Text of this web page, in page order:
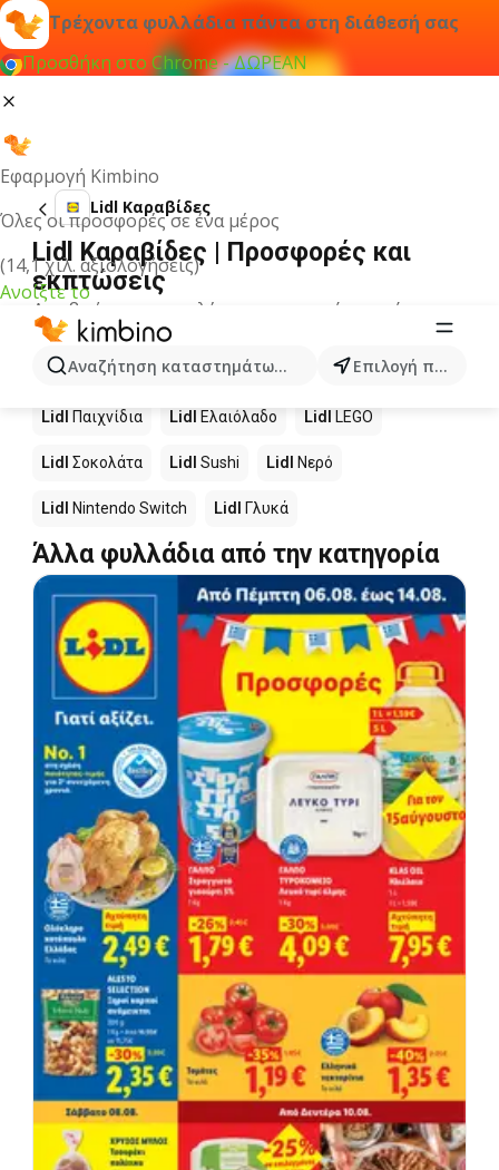
Τρέχοντα φυλλάδια πάντα στη διάθεσή σας
Προσθήκη στο Chrome - ΔΩΡΕΑΝ
Εφαρμογή Kimbino
Όλες οι προσφορές σε ένα μέρος
(14,1 χιλ. αξιολογήσεις)
Ανοίξτε το
Αναζήτηση καταστημάτων, κατηγοριών, προϊόντων...
Επιλογή πόλης
Lidl Καραβίδες
Lidl Καραβίδες | Προσφορές και
εκπτώσεις
Δεν βρήκαμε αποτελέσματα για αυτόν τον όρο.
Άλλα προϊόντα στα καταστήματα
Lidl
Lidl Παιχνίδια Lidl Ελαιόλαδο Lidl LEGO
Lidl Σοκολάτα Lidl Sushi Lidl Νερό
Lidl Nintendo Switch Lidl Γλυκά
Άλλα φυλλάδια από την κατηγορία